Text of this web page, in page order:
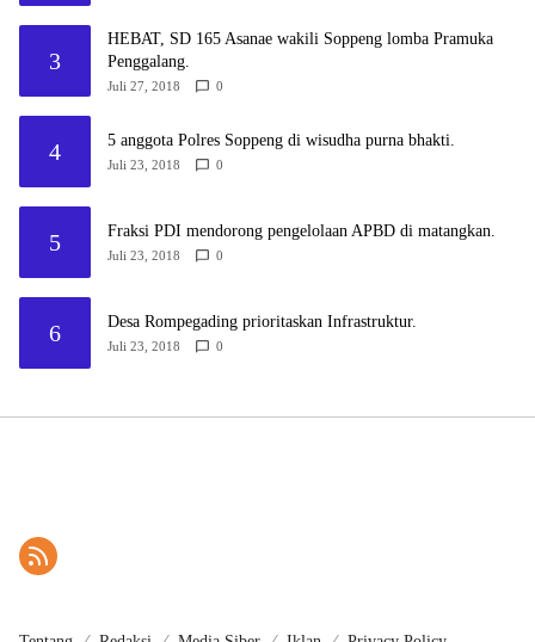
3
HEBAT, SD 165 Asanae wakili Soppeng lomba Pramuka
Penggalang.
Juli 27, 2018 0
4 5 anggota Polres Soppeng di wisudha purna bhakti.
Juli 23, 2018 0
5 Fraksi PDI mendorong pengelolaan APBD di matangkan.
Juli 23, 2018 0
6 Desa Rompegading prioritaskan Infrastruktur.
Juli 23, 2018 0